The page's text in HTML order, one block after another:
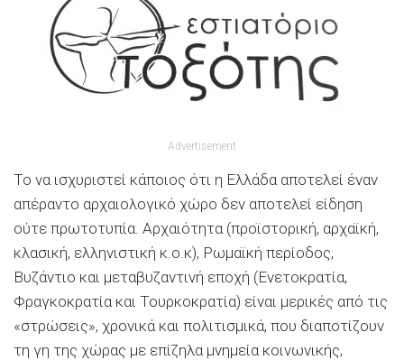
Advertisement
Το να ισχυριστεί κάποιος ότι η Ελλάδα αποτελεί έναν
απέραντο αρχαιολογικό χώρο δεν αποτελεί είδηση
ούτε πρωτοτυπία. Αρχαιότητα (προϊστορική, αρχαϊκή,
κλασική, ελληνιστική κ.ο.κ), Ρωμαϊκή περίοδος,
Βυζάντιο και μεταβυζαντινή εποχή (Ενετοκρατία,
Φραγκοκρατία και Τουρκοκρατία) είναι μερικές από τις
«στρώσεις», χρονικά και πολιτισμικά, που διαποτίζουν
τη γη της χώρας με επίζηλα μνημεία κοινωνικής,